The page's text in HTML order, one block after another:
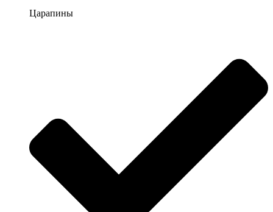
Царапины